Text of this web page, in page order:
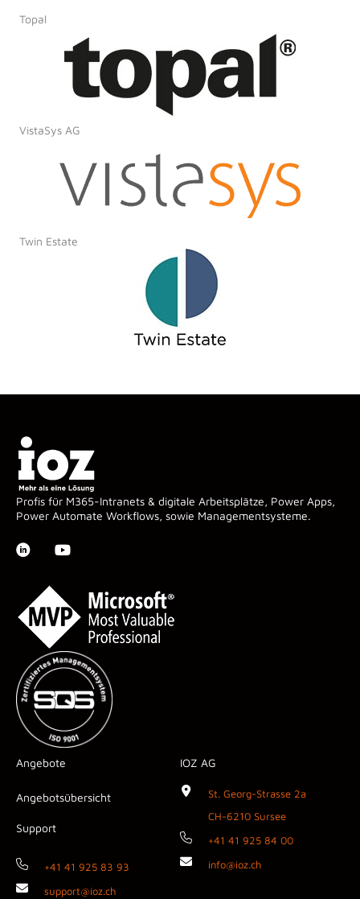
Topal
VistaSys AG
Twin Estate
Profis für M365-Intranets & digitale Arbeitsplätze, Power Apps,
Power Automate Workflows, sowie Managementsysteme.
Angebote
Angebotsübersicht
Support
+41 41 925 83 93
support@ioz.ch
IOZ AG
St. Georg-Strasse 2a
CH-6210 Sursee
+41 41 925 84 00
info@ioz.ch